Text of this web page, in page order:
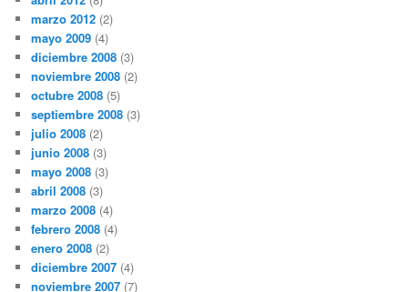
marzo 2012 (2)
mayo 2009 (4)
diciembre 2008 (3)
noviembre 2008 (2)
octubre 2008 (5)
septiembre 2008 (3)
julio 2008 (2)
junio 2008 (3)
mayo 2008 (3)
abril 2008 (3)
marzo 2008 (4)
febrero 2008 (4)
enero 2008 (2)
diciembre 2007 (4)
noviembre 2007 (7)